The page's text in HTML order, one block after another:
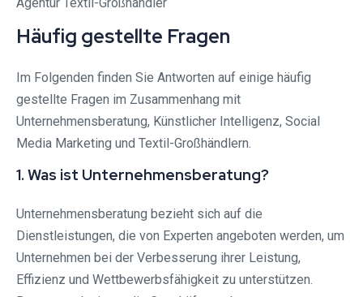
Häufig gestellte Fragen
Im Folgenden finden Sie Antworten auf einige häufig
gestellte Fragen im Zusammenhang mit
Unternehmensberatung, Künstlicher Intelligenz, Social
Media Marketing und Textil-Großhändlern.
1. Was ist Unternehmensberatung?
Unternehmensberatung bezieht sich auf die
Dienstleistungen, die von Experten angeboten werden, um
Unternehmen bei der Verbesserung ihrer Leistung,
Effizienz und Wettbewerbsfähigkeit zu unterstützen.